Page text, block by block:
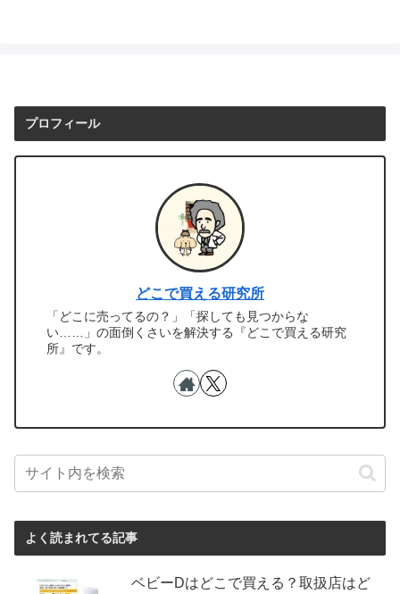
プロフィール
どこで買える研究所
「どこに売ってるの？」「探しても見つからな
い……」の面倒くさいを解決する『どこで買える研究
所』です。
よく読まれてる記事
ベビーDはどこで買える？取扱店はど